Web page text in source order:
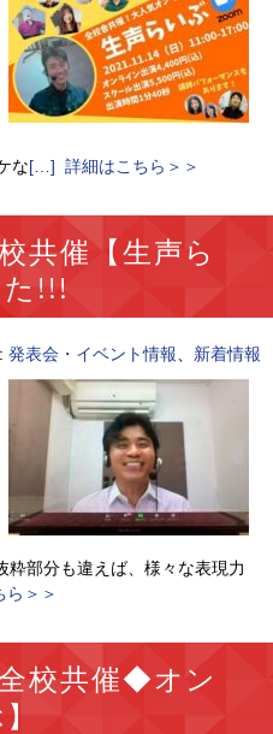
な[…] 詳細はこちら＞＞
共催【生声ら
た!!!
発表会・イベント情報
新着情報
粋部分も違えば、様々な表現力
＞＞
校共催◆オン